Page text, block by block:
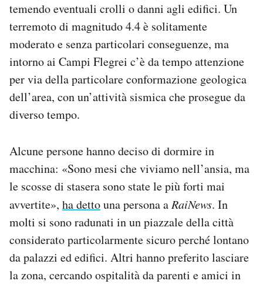
temendo eventuali crolli o danni agli edifici. Un
terremoto di magnitudo 4.4 è solitamente
moderato e senza particolari conseguenze, ma
intorno ai Campi Flegrei c’è da tempo attenzione
per via della particolare conformazione geologica
dell’area, con un’attività sismica che prosegue da
diverso tempo.
Alcune persone hanno deciso di dormire in
macchina: «Sono mesi che viviamo nell’ansia, ma
le scosse di stasera sono state le più forti mai
avvertite», ha dettouna persona aRaiNews. In
molti si sono radunati in un piazzale della città
considerato particolarmente sicuro perché lontano
da palazzi ed edifici. Altri hanno preferito lasciare
la zona, cercando ospitalità da parenti e amici in